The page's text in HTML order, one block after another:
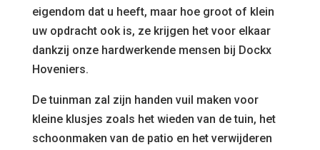
eigendom dat u heeft, maar hoe groot of klein
uw opdracht ook is, ze krijgen het voor elkaar
dankzij onze hardwerkende mensen bij Dockx
Hoveniers.
De tuinman zal zijn handen vuil maken voor
kleine klusjes zoals het wieden van de tuin, het
schoonmaken van de patio en het verwijderen